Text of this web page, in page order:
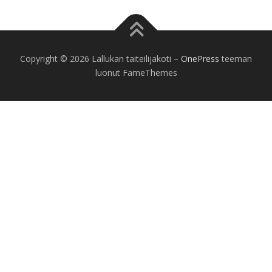
Copyright © 2026 Lallukan taiteilijakoti – OnePress teeman
luonut FameThemes